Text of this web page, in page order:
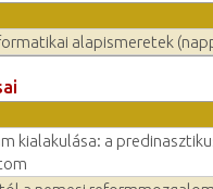
alapismeretek
kialakulása: a